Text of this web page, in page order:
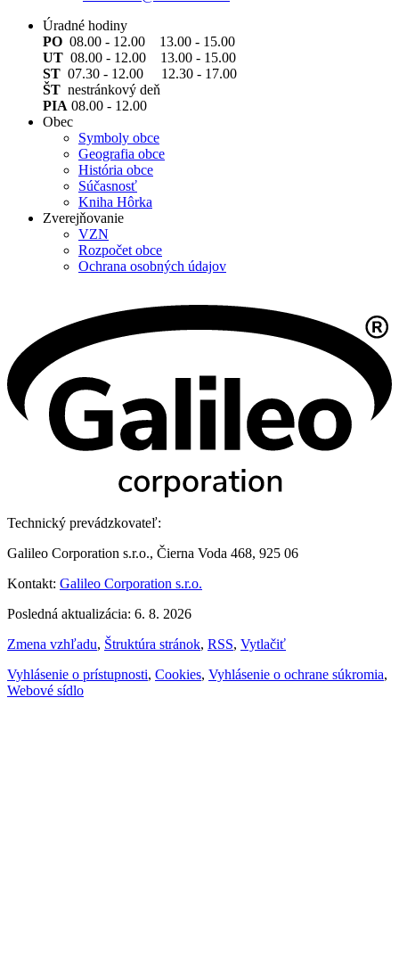
Úradné hodiny
PO 08.00 - 12.00 13.00 - 15.00
UT 08.00 - 12.00 13.00 - 15.00
ST 07.30 - 12.00 12.30 - 17.00
ŠT nestránkový deň
PIA 08.00 - 12.00
Obec
Symboly obce
Geografia obce
História obce
Súčasnosť
Kniha Hôrka
Zverejňovanie
VZN
Rozpočet obce
Ochrana osobných údajov
Technický prevádzkovateľ:
Galileo Corporation s.r.o., Čierna Voda 468, 925 06
Kontakt: Galileo Corporation s.r.o.
Posledná aktualizácia: 6. 8. 2026
Zmena vzhľadu, Štruktúra stránok, RSS, Vytlačiť
Vyhlásenie o prístupnosti, Cookies, Vyhlásenie o ochrane súkromia,
Webové sídlo